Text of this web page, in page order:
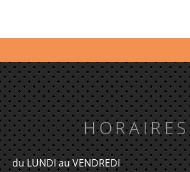
HORAIRES
du LUNDI au VENDREDI